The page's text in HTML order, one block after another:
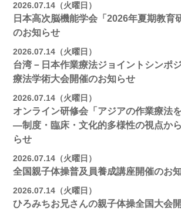
2026.07.14（火曜日）
日本高次脳機能学会「2026年夏期教育
のお知らせ
2026.07.14（火曜日）
台湾－日本作業療法ジョイントシンポ
療法学術大会開催のお知らせ
2026.07.14（火曜日）
オンライン研修会「アジアの作業療法
―制度・臨床・文化的多様性の視点か
らせ
2026.07.14（火曜日）
全国親子体操普及員養成講座開催のお
2026.07.14（火曜日）
ひろみちお兄さんの親子体操全国大会